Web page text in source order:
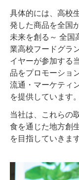
具体的には、高校
発した商品を全国
未来を創る～ 全国
業高校フードグラ
イヤーが参加する
品をプロモーショ
流通・マーケティ
を提供しています。
当社は、これらの
食を通じた地方創
を目指していきます